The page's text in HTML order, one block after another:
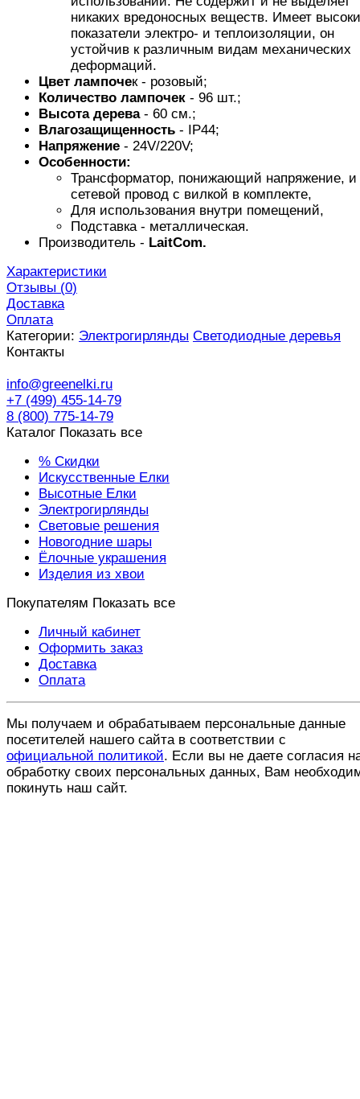
никаких вредоносных веществ. Имеет
показатели электро- и теплоизоляции, он
устойчив к различным видам механических
деформаций.
Цвет лампочек - розовый;
Количество лампочек - 96 шт.;
Высота дерева- 60 см.;
Влагозащищенность - IP44;
Напряжение - 24V/220V;
Особенности:
Трансформатор, понижающий напряжение, и
сетевой провод с вилкой в комплекте,
Для использования внутри помещений,
Подставка - металлическая.
Производитель - LaitCom.
Характеристики
Отзывы (0)
Доставка
Оплата
Категории: Электрогирлянды Светодиодные деревья
Контакты
info@greenelki.ru
+7 (499) 455-14-79
8 (800) 775-14-79
Каталог Показать все
% Скидки
Искусственные Елки
Высотные Елки
Электрогирлянды
Световые решения
Новогодние шары
Ёлочные украшения
Изделия из хвои
Покупателям Показать все
Личный кабинет
Оформить заказ
Доставка
Оплата
Мы получаем и обрабатываем персональные данные
посетителей нашего сайта в соответствии с
официальной политикой. Если вы не даете согласия
обработку своих персональных данных, Вам
покинуть наш сайт.